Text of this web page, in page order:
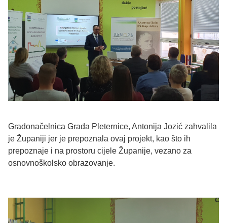
Gradonačelnica Grada Pleternice, Antonija Jozić zahvalila
je Županiji jer je prepoznala ovaj projekt, kao što ih
prepoznaje i na prostoru cijele Županije, vezano za
osnovnoškolsko obrazovanje.